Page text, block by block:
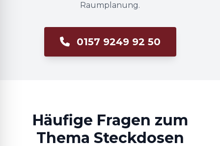
Raumplanung.
0157 9249 92 50
Häufige Fragen zum
Thema Steckdosen